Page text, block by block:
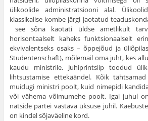
ülikoolide administratsiooni alal.
klassikalise kombe järgi jaotatud
see sõna kaotati üldse ametlikult
horisontaalselt kaheks funktsionaalselt
ekvivalentseks osaks – õppejõud ja
Studentenschaft), mõlemail oma juht, kes
kaudu ministrile. Juhiprintsiip toodud
lihtsustamise ettekäändel. Kõik
muidugi ministri poolt, kuid nimepidi
või vähema võimu­mehe poolt. Igal juhul
natside partei vastava üksuse juhil.
on kindel sõjaväeline kord.